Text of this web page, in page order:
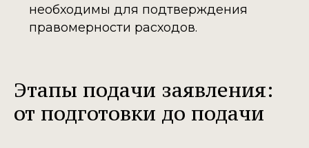
необходимы для подтверждения
правомерности расходов.
Этапы подачи заявления:
от подготовки до подачи